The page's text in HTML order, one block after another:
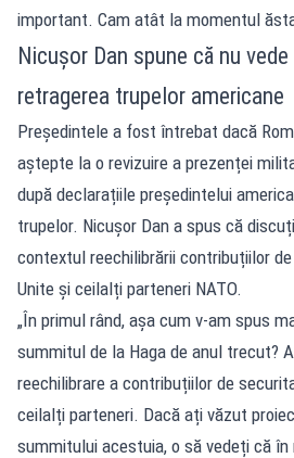
important. Cam atât la momentul
Nicușor Dan spune că nu
retragerea trupelor americane
Președintele a fost întrebat dacă
aștepte la o revizuire a prezenței
după declarațiile președintelui
trupelor. Nicușor Dan a spus că
contextul reechilibrării contribuțiilor
Unite și ceilalți parteneri NATO.
„În primul rând, așa cum v-am spus
summitul de la Haga de anul trecut?
reechilibrare a contribuțiilor de
ceilalți parteneri. Dacă ați văzut
summitului acestuia, o să vedeți că